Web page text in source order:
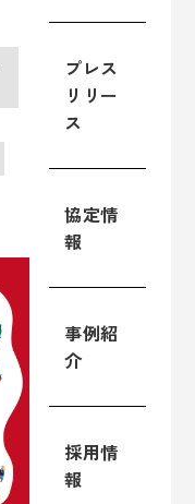
プレス
リリー
ス
協定情
報
事例紹
介
採用情
報